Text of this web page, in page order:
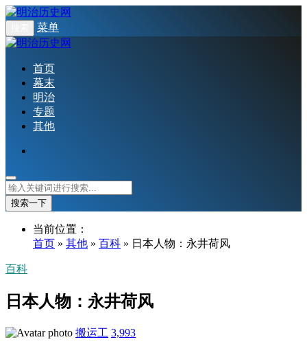
菜单
首页
幕末
明治
专题
其他
搜索一下
当前位置：
首页 » 其他 » 百科 » 日本人物：永井荷风
百科
日本人物：永井荷风
搬运工 3,993